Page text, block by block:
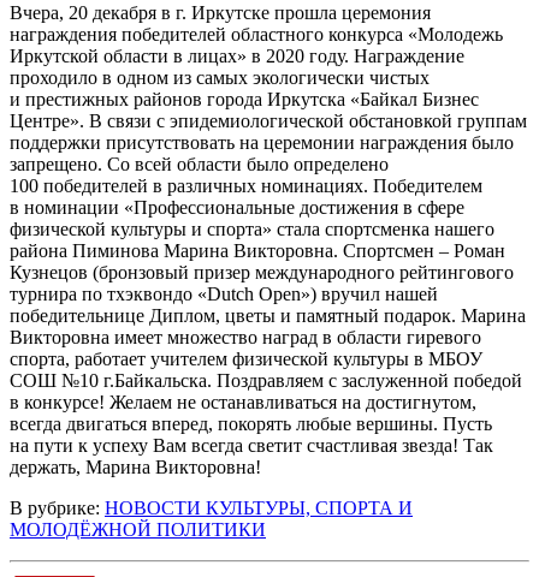
Вчера, 20 декабря в г. Иркутске прошла церемония
награждения победителей областного конкурса «Молодежь
Иркутской области в лицах» в 2020 году. Награждение
проходило в одном из самых экологически чистых
и престижных районов города Иркутска «Байкал Бизнес
Центре». В связи с эпидемиологической обстановкой группам
поддержки присутствовать на церемонии награждения было
запрещено. Со всей области было определено
100 победителей в различных номинациях. Победителем
в номинации «Профессиональные достижения в сфере
физической культуры и спорта» стала спортсменка нашего
района Пиминова Марина Викторовна. Спортсмен – Роман
Кузнецов (бронзовый призер международного рейтингового
турнира по тхэквондо «Dutch Open») вручил нашей
победительнице Диплом, цветы и памятный подарок. Марина
Викторовна имеет множество наград в области гиревого
спорта, работает учителем физической культуры в МБОУ
СОШ №10 г.Байкальска. Поздравляем с заслуженной победой
в конкурсе! Желаем не останавливаться на достигнутом,
всегда двигаться вперед, покорять любые вершины. Пусть
на пути к успеху Вам всегда светит счастливая звезда! Так
держать, Марина Викторовна!
В рубрике: НОВОСТИ КУЛЬТУРЫ, СПОРТА И
МОЛОДЁЖНОЙ ПОЛИТИКИ